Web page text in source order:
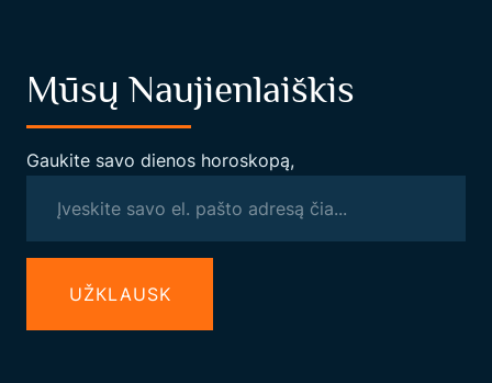
Mūsų Naujienlaiškis
Gaukite savo dienos horoskopą,
UŽКLAUSK